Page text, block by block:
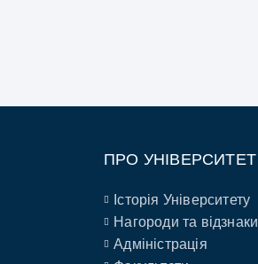
ПРО УНІВЕРСИТЕТ
Історія Університету
Нагороди та відзнаки
Адміністрація